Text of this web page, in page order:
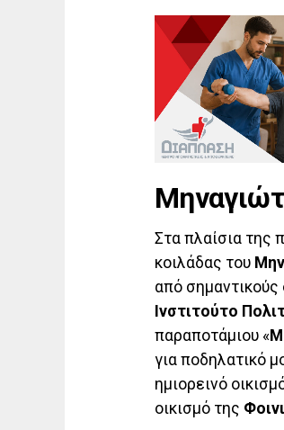
Στα πλαίσια της
κοιλάδας του
από σημαντικούς
Ινστιτούτο
παραποτάμιου «
για ποδηλατικό
ημιορεινό
οικισμό της